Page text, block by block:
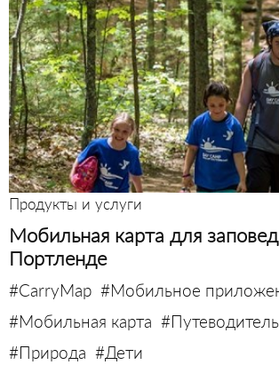
Продукты и услуги
Мобильная карта для
Портленде
#CarryMap #Мобильное
#Мобильная карта #Путеводитель
#Природа #Дети